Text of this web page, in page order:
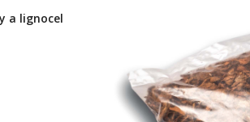
a lignocel